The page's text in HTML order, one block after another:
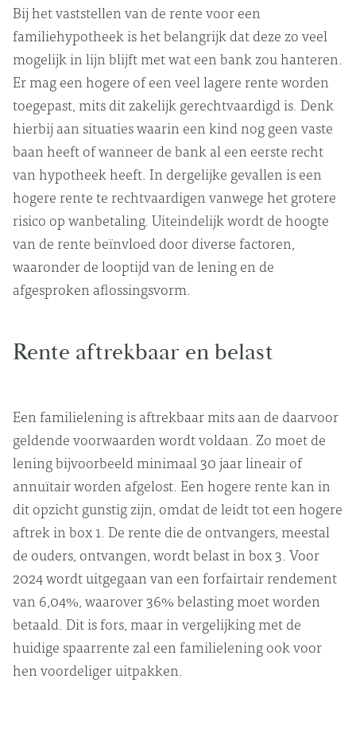
Bij het vaststellen van de rente voor een
familiehypotheek is het belangrijk dat deze zo veel
mogelijk in lijn blijft met wat een bank zou hanteren.
Er mag een hogere of een veel lagere rente worden
toegepast, mits dit zakelijk gerechtvaardigd is. Denk
hierbij aan situaties waarin een kind nog geen vaste
baan heeft of wanneer de bank al een eerste recht
van hypotheek heeft. In dergelijke gevallen is een
hogere rente te rechtvaardigen vanwege het grotere
risico op wanbetaling. Uiteindelijk wordt de hoogte
van de rente beïnvloed door diverse factoren,
waaronder de looptijd van de lening en de
afgesproken aflossingsvorm.
Rente aftrekbaar en belast
Een familielening is aftrekbaar mits aan de daarvoor
geldende voorwaarden wordt voldaan. Zo moet de
lening bijvoorbeeld minimaal 30 jaar lineair of
annuïtair worden afgelost. Een hogere rente kan in
dit opzicht gunstig zijn, omdat de leidt tot een hogere
aftrek in box 1. De rente die de ontvangers, meestal
de ouders, ontvangen, wordt belast in box 3. Voor
2024 wordt uitgegaan van een forfairtair rendement
van 6,04%, waarover 36% belasting moet worden
betaald. Dit is fors, maar in vergelijking met de
huidige spaarrente zal een familielening ook voor
hen voordeliger uitpakken.